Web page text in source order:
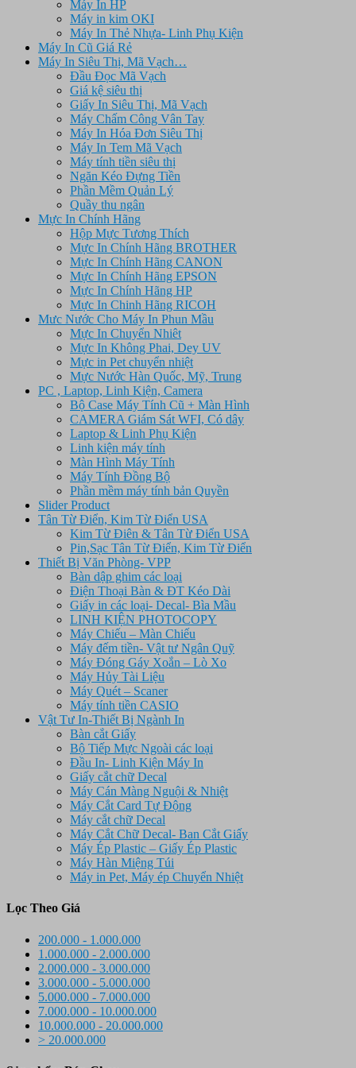
Máy In HP
Máy in kim OKI
Máy In Thẻ Nhựa- Linh Phụ Kiện
Máy In Cũ Giá Rẻ
Máy In Siêu Thị, Mã Vạch…
Đầu Đọc Mã Vạch
Giá kệ siêu thị
Giấy In Siêu Thị, Mã Vạch
Máy Chấm Công Vân Tay
Máy In Hóa Đơn Siêu Thị
Máy In Tem Mã Vạch
Máy tính tiền siêu thị
Ngăn Kéo Đựng Tiền
Phần Mềm Quản Lý
Quầy thu ngân
Mực In Chính Hãng
Hộp Mực Tương Thích
Mực In Chính Hãng BROTHER
Mực In Chính Hãng CANON
Mực In Chính Hãng EPSON
Mực In Chính Hãng HP
Mực In Chinh Hãng RICOH
Mưc Nước Cho Máy In Phun Mầu
Mực In Chuyển Nhiêt
Mực In Không Phai, Dey UV
Mực in Pet chuyển nhiệt
Mực Nước Hàn Quốc, Mỹ, Trung
PC , Laptop, Linh Kiện, Camera
Bộ Case Máy Tính Cũ + Màn Hình
CAMERA Giám Sát WFI, Có dây
Laptop & Linh Phụ Kiện
Linh kiện máy tính
Màn Hình Máy Tính
Máy Tính Đồng Bộ
Phần mềm máy tính bản Quyền
Slider Product
Tân Từ Điển, Kim Từ Điển USA
Kim Từ Điên & Tân Từ Điển USA
Pin,Sạc Tân Từ Điển, Kim Từ Điển
Thiết Bị Văn Phòng- VPP
Bàn dập ghim các loại
Điện Thoại Bàn & ĐT Kéo Dài
Giấy in các loại- Decal- Bìa Mầu
LINH KIỆN PHOTOCOPY
Máy Chiếu – Màn Chiếu
Máy đếm tiền- Vật tư Ngân Quỹ
Máy Đóng Gáy Xoắn – Lò Xo
Máy Hủy Tài Liệu
Máy Quét – Scaner
Máy tính tiền CASIO
Vật Tư In-Thiết Bị Ngành In
Bàn cắt Giấy
Bộ Tiếp Mực Ngoài các loại
Đầu In- Linh Kiện Máy In
Giấy cắt chữ Decal
Máy Cán Màng Nguội & Nhiệt
Máy Cắt Card Tự Động
Máy cắt chữ Decal
Máy Cắt Chữ Decal- Ban Cắt Giấy
Máy Ép Plastic – Giấy Ép Plastic
Máy Hàn Miệng Túi
Máy in Pet, Máy ép Chuyển Nhiệt
Lọc Theo Giá
200.000 - 1.000.000
1.000.000 - 2.000.000
2.000.000 - 3.000.000
3.000.000 - 5.000.000
5.000.000 - 7.000.000
7.000.000 - 10.000.000
10.000.000 - 20.000.000
> 20.000.000